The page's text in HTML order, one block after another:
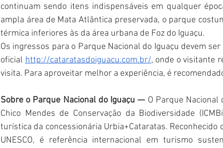
continuam sendo itens indispensáveis em qualquer
ampla área de Mata Atlântica preservada, o parque
térmica inferiores às da área urbana de Foz do Iguaçu.
Os ingressos para o Parque Nacional do Iguaçu devem
oficial http://cataratasdoiguacu.com.br/, onde o visitante
visita. Para aproveitar melhor a experiência, é
Sobre o Parque Nacional do Iguaçu — O Parque
Chico Mendes de Conservação da Biodiversidade
turística da concessionária Urbia+Cataratas.
UNESCO, é referência internacional em turismo